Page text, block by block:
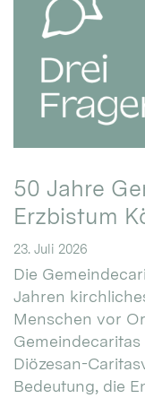
50 Jahre
Erzbistum
23. Juli 2026
Die
Jahren
Menschen vor
Diözesan-
Bedeutung, die